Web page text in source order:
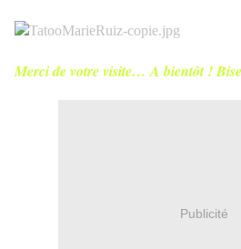
Merci de votre visite… A bientôt !
Publicité